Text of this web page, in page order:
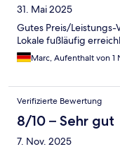
31. Mai 2025
Gutes Preis/Leistungs-
Lokale fußläufig
Marc, Aufenthalt von 1
Verifizierte Bewertung
8/10 – Sehr gut
7. Nov. 2025